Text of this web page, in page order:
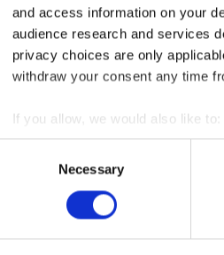
and access information on your
audience research and services
privacy choices are only
withdraw your consent any time
If you allow, we would also like to:
Collect information about
Identify your device by
Find out more about how your
Necessary